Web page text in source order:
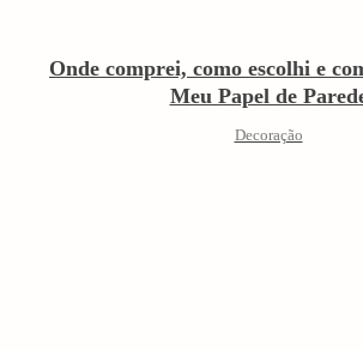
Onde comprei, como escolhi e
Meu Papel de
Decoração